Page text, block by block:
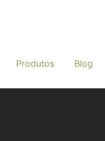
Produtos Blog